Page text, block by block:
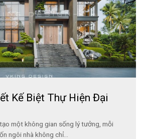
Kế Biệt Thự Hiện Đại
một không gian sống lý tưởng, mỗi
ngôi nhà không chỉ...